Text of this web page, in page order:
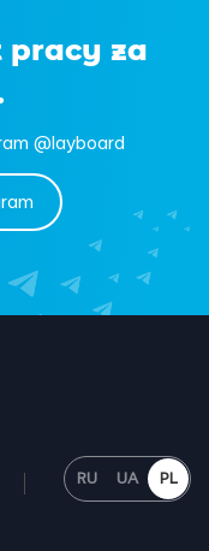
pracy za
@layboard
RU UA PL